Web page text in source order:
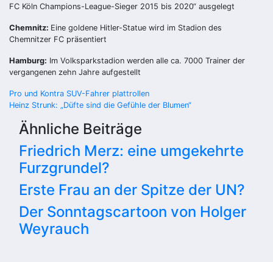
FC Köln Champions-League-Sieger 2015 bis 2020“ ausgelegt
Chemnitz: Eine goldene Hitler-Statue wird im Stadion des
Chemnitzer FC präsentiert
Hamburg: Im Volksparkstadion werden alle ca. 7000 Trainer der
vergangenen zehn Jahre aufgestellt
Beitragsnavigation
Pro und Kontra SUV-Fahrer plattrollen
Heinz Strunk: „Düfte sind die Gefühle der Blumen“
Ähnliche Beiträge
Friedrich Merz: eine umgekehrte
Furzgrundel?
Erste Frau an der Spitze der UN?
Der Sonntagscartoon von Holger
Weyrauch